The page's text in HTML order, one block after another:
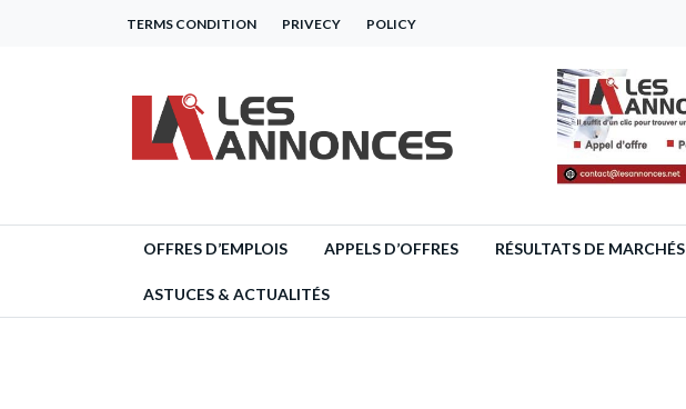
TERMS CONDITION PRIVECY POLICY
OFFRES D’EMPLOIS APPELS D’OFFRES RÉSULTATS DE MARCHÉS
ASTUCES & ACTUALITÉS